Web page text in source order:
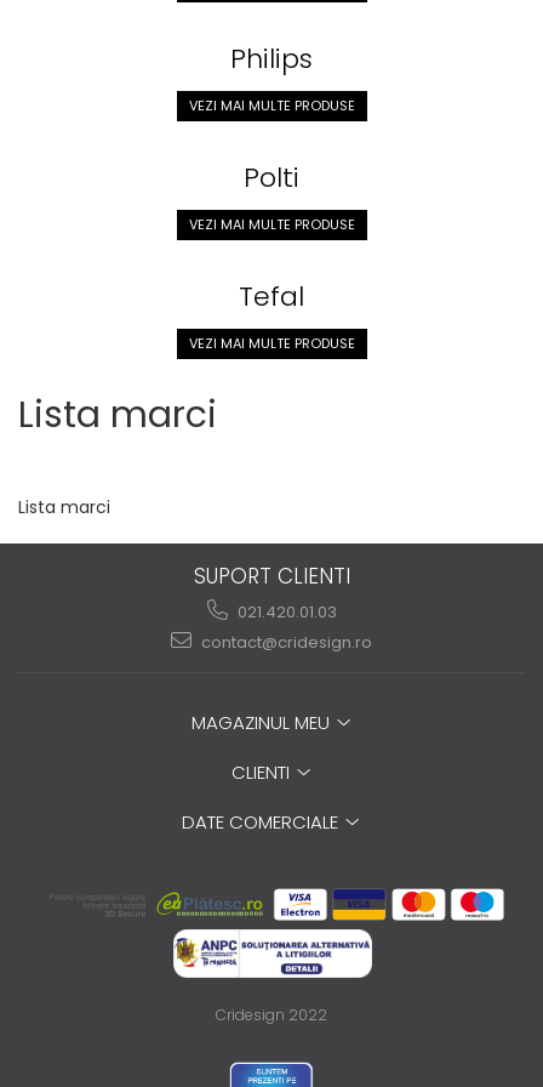
Philips
VEZI MAI MULTE PRODUSE
Polti
VEZI MAI MULTE PRODUSE
Tefal
VEZI MAI MULTE PRODUSE
Lista marci
Lista marci
SUPORT CLIENTI
021.420.01.03
contact@cridesign.ro
MAGAZINUL MEU
CLIENTI
DATE COMERCIALE
Cridesign 2022